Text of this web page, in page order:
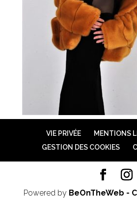
VIE PRIVÉE
MENTIONS
GESTION DES COOKIES
Powered by BeOnTheWeb -